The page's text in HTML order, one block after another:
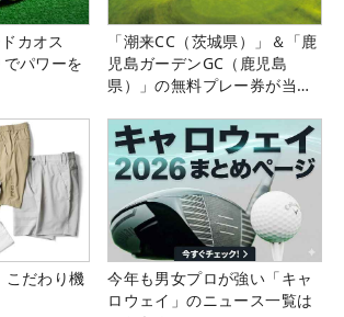
カオス
パワーを
「潮来CC（茨城県）」＆「鹿
児島ガーデンGC（鹿児島
県）」の無料プレー券が当た
こだわり機
今年も男女プロが強い「キャ
ロウェイ」のニュース一覧は